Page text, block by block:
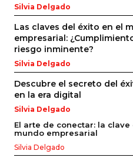
Silvia Delgado
Las claves del éxito en el
empresarial:
riesgo inminente?
Silvia Delgado
Descubre el secreto del
en la era digital
Silvia Delgado
El arte de conectar: la
mundo empresarial
Silvia Delgado